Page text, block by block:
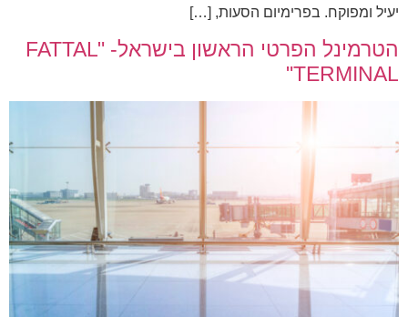
יעיל ומפוקח. בפרימיום הסעות, […]
הטרמינל הפרטי הראשון בישראל- "FATTAL
TERMINAL"